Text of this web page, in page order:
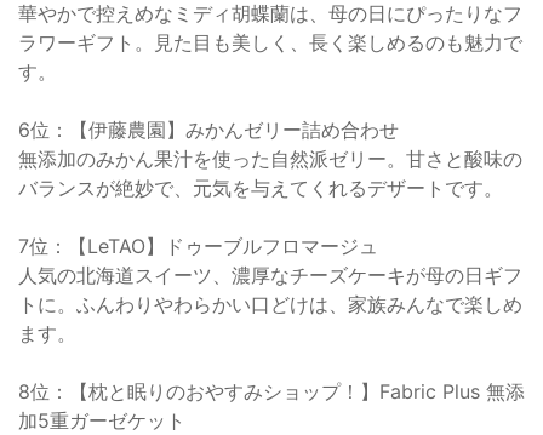
華やかで控えめなミディ胡蝶蘭は、母の日にぴったりなフ
ラワーギフト。見た目も美しく、長く楽しめるのも魅力で
す。
6位：【伊藤農園】みかんゼリー詰め合わせ
無添加のみかん果汁を使った自然派ゼリー。甘さと酸味の
バランスが絶妙で、元気を与えてくれるデザートです。
7位：【LeTAO】ドゥーブルフロマージュ
人気の北海道スイーツ、濃厚なチーズケーキが母の日ギフ
トに。ふんわりやわらかい口どけは、家族みんなで楽しめ
ます。
8位：【枕と眠りのおやすみショップ！】Fabric Plus 無添
加5重ガーゼケット